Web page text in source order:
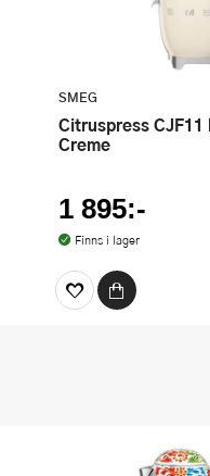
SMEG
Citruspress CJF11 högblank
Creme
1 895:-
Finns i lager